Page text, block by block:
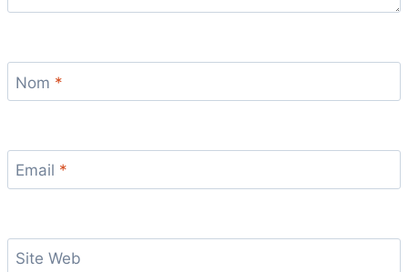
Nom *
Email *
Site Web